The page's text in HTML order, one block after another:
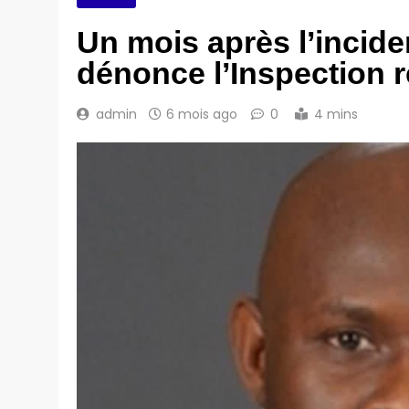
Un mois après
dénonce l’Inspection
admin 6 mois ago 0 4 mins